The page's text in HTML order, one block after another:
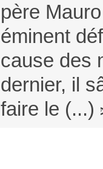
père
éminent
cause des
dernier, il
faire le (...)